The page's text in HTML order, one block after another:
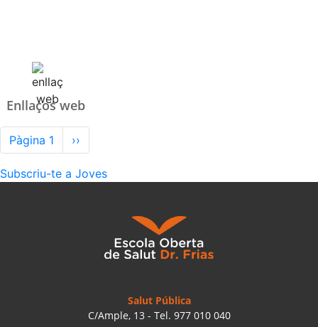
Enllaços web
Paginació
Pàgina 1
Pàgina
següent
››
Subscriu-te a Joves
Salut Pública
C/Ample, 13 - Tel. 977 010 040